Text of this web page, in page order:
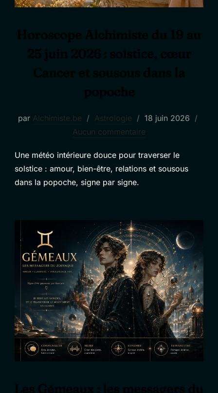
par Alchimiste.be Astrologie
Publié
le
18 juin 2026
Aucun commentaire
Une météo intérieure douce pour traverser le
solstice : amour, bien-être, relations et sousous
dans la popoche, signe par signe.